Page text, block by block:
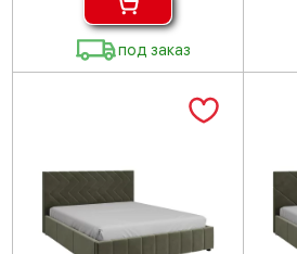
под заказ